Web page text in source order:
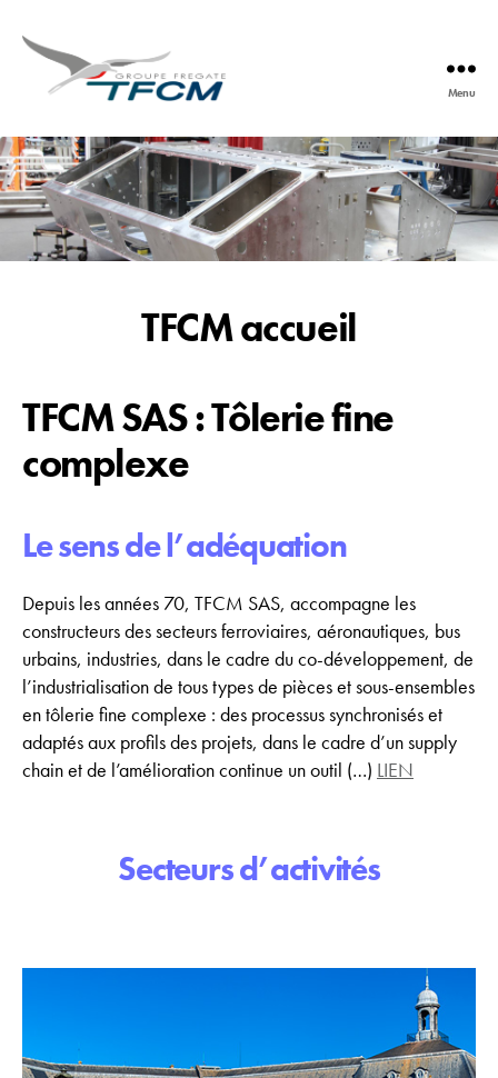
Menu
TFCM accueil
TFCM SAS : Tôlerie fine
complexe
Le sens de l’adéquation
Depuis les années 70, TFCM SAS, accompagne les
constructeurs des secteurs ferroviaires, aéronautiques, bus
urbains, industries, dans le cadre du co-développement, de
l’industrialisation de tous types de pièces et sous-ensembles
en tôlerie fine complexe : des processus synchronisés et
adaptés aux profils des projets, dans le cadre d’un supply
chain et de l’amélioration continue un outil (…) LIEN
Secteurs d’activités